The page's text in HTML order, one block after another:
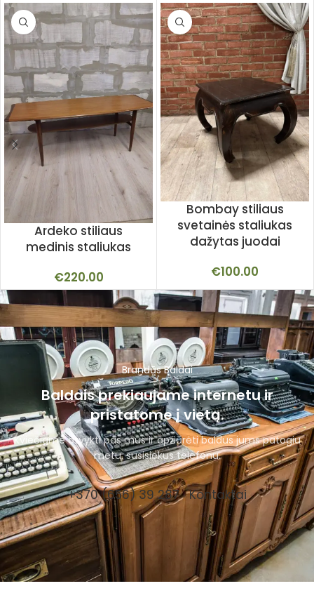
Ardeko stiliaus
medinis staliukas
€220.00
Bombay stiliaus
svetainės staliukas
dažytas juodai
€100.00
Brandūs Baldai
Baldais prekiaujame internetu ir
pristatome į vietą.
Kviečiame atvykti pas mus ir apžiūrėti baldus jums patogiu
metu, susisiekus telefonu.
+370 (656) 39 287 Kontaktai